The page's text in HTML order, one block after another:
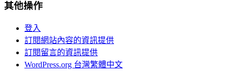
其他操作
登入
訂閱網站內容的資訊提供
訂閱留言的資訊提供
WordPress.org 台灣繁體中文